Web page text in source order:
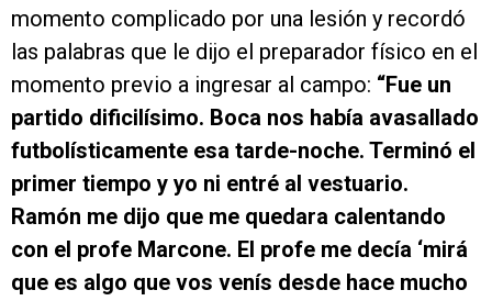
momento complicado por una lesión y recordó
las palabras que le dijo el preparador físico en el
momento previo a ingresar al campo: “Fue un
partido dificilísimo. Boca nos había avasallado
futbolísticamente esa tarde-noche. Terminó el
primer tiempo y yo ni entré al vestuario.
Ramón me dijo que me quedara calentando
con el profe Marcone. El profe me decía ‘mirá
que es algo que vos venís desde hace mucho